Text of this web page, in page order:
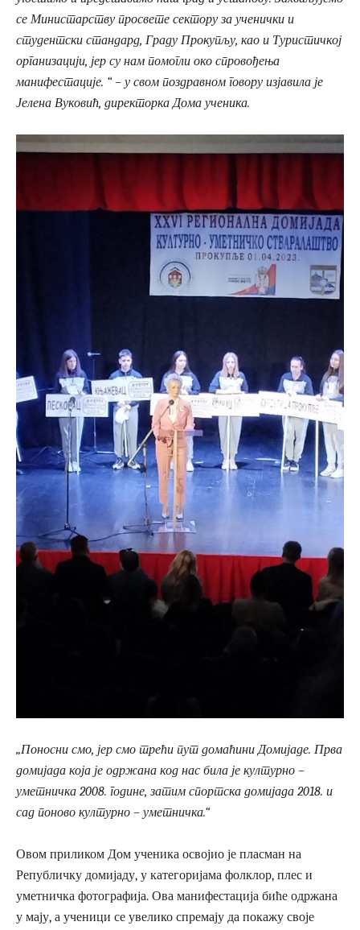
се Министарству просвете сектору за ученички и
студентски стандард, Граду Прокупљу, као и Туристичкој
организацији, јер су нам помогли око спровођења
манифестације. “ – у свом поздравном говору изјавила је
Јелена Вуковић, директорка Дома ученика.
„Поносни смо, јер смо трећи пут домаћини Домијаде. Прва
домијада која је одржана код нас била је културно –
уметничка 2008. године, затим спортска домијада 2018. и
сад поново културно – уметничка.“
Овом приликом Дом ученика освојио је пласман на
Републичку домијаду, у категоријама фолклор, плес и
уметничка фотографија. Ова манифестација биће одржана
у мају, а ученици се увелико спремају да покажу своје